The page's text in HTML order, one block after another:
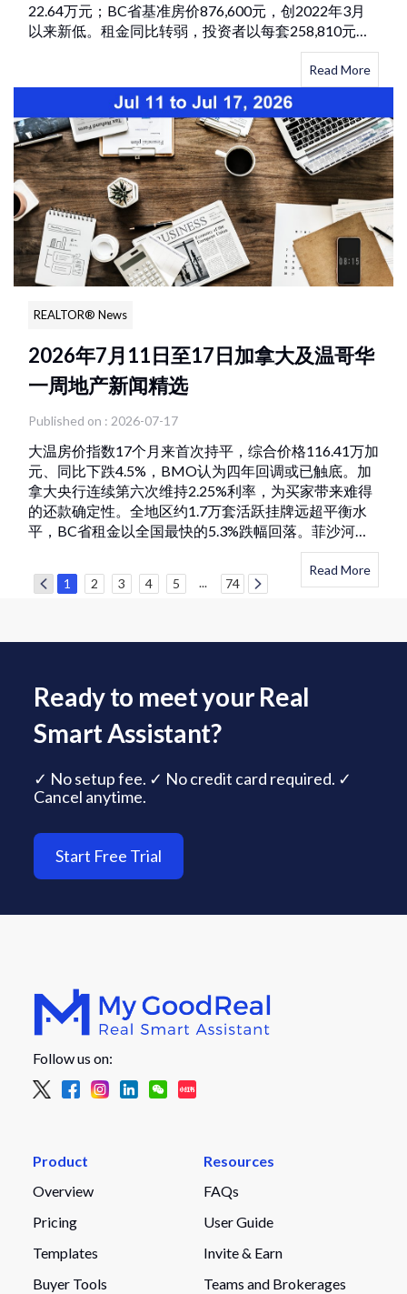
22.64万元；BC省基准房价876,600元，创2022年3月
以来新低。租金同比转弱，投资者以每套258,810元收
Read More
REALTOR® News
2026年7月11日至17日加拿大及温哥华
一周地产新闻精选
Published on : 2026-07-17
大温房价指数17个月来首次持平，综合价格116.41万加
元、同比下跌4.5%，BMO认为四年回调或已触底。加
拿大央行连续第六次维持2.25%利率，为买家带来难得
的还款确定性。全地区约1.7万套活跃挂牌远超平衡水
平，BC省租金以全国最快的5.3%跌幅回落。菲沙河谷
Read More
1
2 3 4 5 ... 74
Ready to meet your Real
Smart Assistant?
✓ No setup fee. ✓ No credit card required. ✓
Cancel anytime.
Start Free Trial
Follow us on:
Product
Overview
Pricing
Templates
Buyer Tools
Resources
FAQs
User Guide
Invite & Earn
Teams and Brokerages